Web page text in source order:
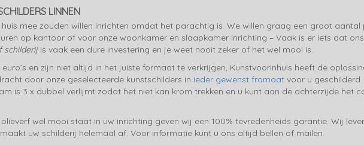
LINNEN
huis mee zouden willen inrichten omdat het parachtig is. We willen graag een groot
op kantoor of voor onze woonkamer en slaapkamer inrichting – Vaak is er iets dat
schilderijis vaak een dure investering en je weet nooit zeker of het wel mooi is.
en zijn niet altijd in het juiste formaat te verkrijgen, Kunstvoorinhuis heeft de
door onze geselecteerde kunstschilders in ieder gewenst fromaat voor u
is 3 x dubbel verlijmt zodat het niet kan krom trekken en u kunt aan de achterzijde het
wel mooi staat in uw inrichting geven wij een 100% tevredenheids garantie. Wij
uw schilderij helemaal af. Voor informatie kunt u ons altijd bellen of mailen.